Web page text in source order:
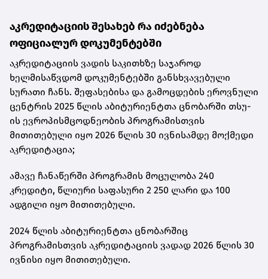
აკრედიტაციის შესახებ რა იძებნება
ოფიციალურ დოკუმენტებში
აკრედიტაციის ვადის საკითხზე საჯაროდ
ხელმისაწვდომ დოკუმენტებში განსხვავებული
სურათი ჩანს. შეფასებისა და გამოცდების ეროვნული
ცენტრის 2025 წლის აბიტურიენტთა ცნობარში თსუ-
ის ევროპისმცოდნეობის პროგრამისთვის
მითითებული იყო 2026 წლის 30 ივნისამდე მოქმედი
აკრედიტაცია;
ამავე ჩანაწერში პროგრამის მოცულობა 240
კრედიტი, წლიური საფასური 2 250 ლარი და 100
ადგილი იყო მითითებული.
2024 წლის აბიტურიენტთა ცნობარშიც
პროგრამისთვის აკრედიტაციის ვადად 2026 წლის 30
ივნისი იყო მითითებული.